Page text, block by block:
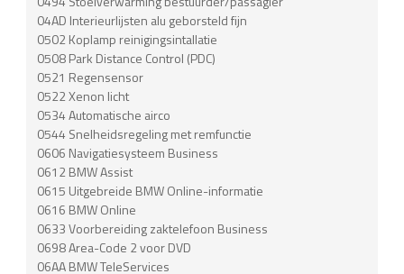
04AD Interieurlijsten alu geborsteld fijn
0502 Koplamp reinigingsintallatie
0508 Park Distance Control (PDC)
0521 Regensensor
0522 Xenon licht
0534 Automatische airco
0544 Snelheidsregeling met remfunctie
0606 Navigatiesysteem Business
0612 BMW Assist
0615 Uitgebreide BMW Online-informatie
0616 BMW Online
0633 Voorbereiding zaktelefoon Business
0698 Area-Code 2 voor DVD
06AA BMW TeleServices